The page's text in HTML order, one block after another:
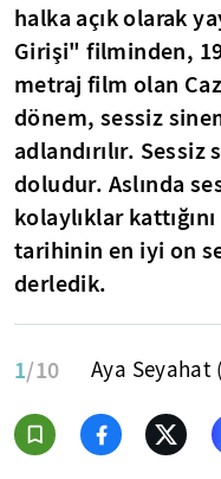
halka açık olarak
Girişi" filminden,
metraj film olan
dönem, sessiz
adlandırılır.
doludur. Aslında
kolaylıklar
tarihinin en iyi on
derledik.
1/10 Aya Seyahat